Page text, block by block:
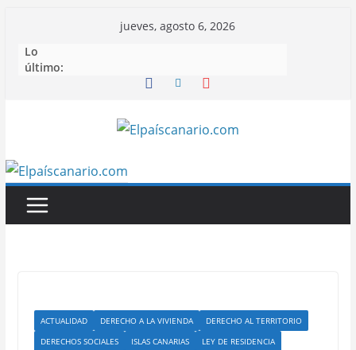
contenido
jueves, agosto 6, 2026
Lo
último:
ACTUALIDAD DERECHO A LA VIVIENDA
DERECHO AL TERRITORIO
DERECHOS SOCIALES
ISLAS CANARIAS
LEY DE RESIDENCIA